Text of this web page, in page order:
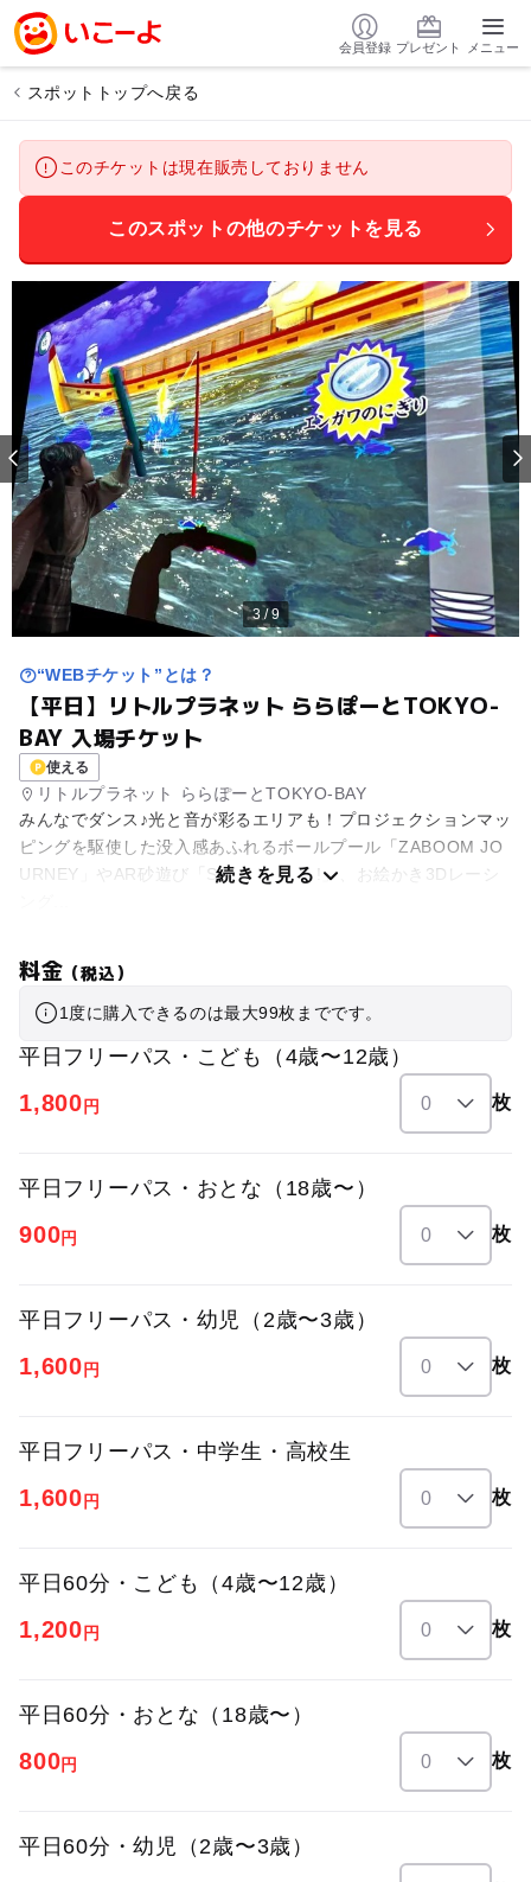
会員登録 プレゼント メニュー
スポットトップへ戻る
このチケットは現在販売しておりません
このスポットの他のチケットを見る
3 / 9
“WEBチケット”とは？
【平日】リトルプラネット ららぽーとTOKYO-
BAY 入場チケット
使える
リトルプラネット ららぽーとTOKYO-BAY
みんなでダンス♪光と音が彩るエリアも！プロジェクションマッ
ピングを駆使した没入感あふれるボールプール「ZABOOM JO
URNEY」やAR砂遊び「SAND PARTY!」、お絵かき3Dレーシ
続きを見る
料金 （税込）
1度に購入できるのは最大99枚までです。
平日フリーパス・こども（4歳〜12歳）
1,800 円 枚
平日フリーパス・おとな（18歳〜）
900円 枚
平日フリーパス・幼児（2歳〜3歳）
1,600 円 枚
平日フリーパス・中学生・高校生
1,600 円 枚
平日60分・こども（4歳〜12歳）
1,200 円 枚
平日60分・おとな（18歳〜）
800円 枚
平日60分・幼児（2歳〜3歳）